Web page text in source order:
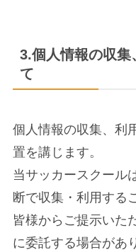
3.個人情報の収
て
個人情報の収集、利
置を講じます。
当サッカースクール
断で収集・利用する
皆様からご提示いた
に委託する場合があ